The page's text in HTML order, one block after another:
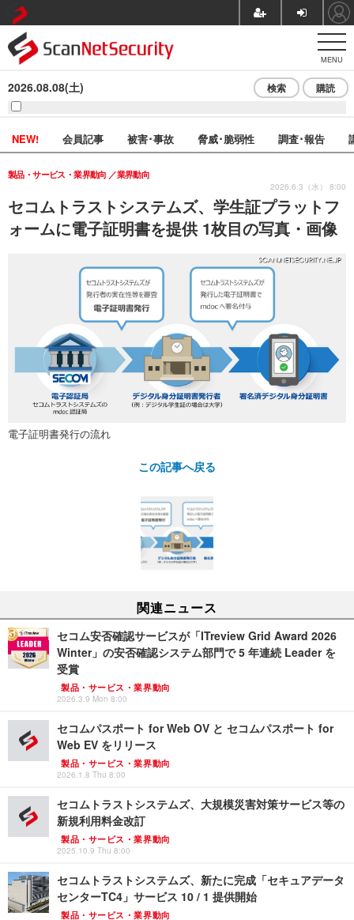
MENU
2026.08.08(土) 検索 購読
NEW! 会員記事 被害･事故 脅威･脆弱性 調査･報告
セコムトラストシステムズ、学生証プラットフ
ォームに電子証明書を提供 1枚目の写真・画像
製品・サービス・業界動向 業界動向
2026.6.3（水） 8:00
電子証明書発行の流れ
この記事へ戻る
関連ニュース
セコム安否確認サービスが「ITreview Grid Award 2026
Winter」の安否確認システム部門で 5 年連続 Leader を
受賞
製品・サービス・業界動向
2026.3.9 Mon 8:00
セコムパスポート for Web OV と セコムパスポート for
Web EV をリリース
製品・サービス・業界動向
2026.1.8 Thu 8:00
セコムトラストシステムズ、大規模災害対策サービス等の
新規利用料金改訂
製品・サービス・業界動向
2025.10.9 Thu 8:00
セコムトラストシステムズ、新たに完成「セキュアデータ
センターTC4」サービス 10 / 1 提供開始
製品・サービス・業界動向